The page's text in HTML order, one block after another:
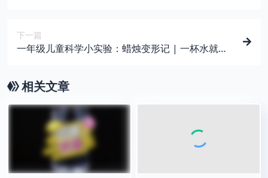
下一篇
一年级儿童科学小实验：蜡烛变形记 | 一杯水就能
相关文章